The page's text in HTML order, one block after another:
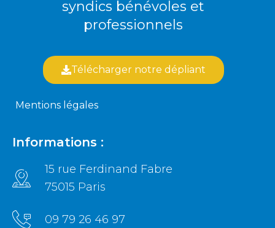
syndics bénévoles et
professionnels
Télécharger notre dépliant
Mentions légales
Informations :
15 rue Ferdinand Fabre
75015 Paris
09 79 26 46 97